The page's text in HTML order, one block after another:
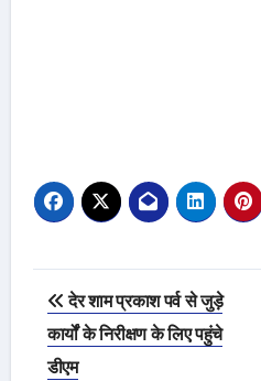
Post
navigation
देर शाम प्रकाश पर्व से जुड़े
कार्यों के निरीक्षण के लिए पहुंचे
डीएम